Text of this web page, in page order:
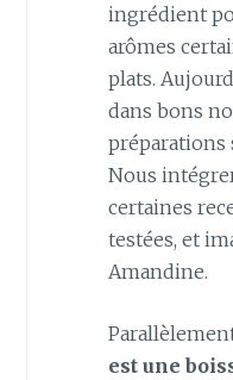
ingrédient
arômes
plats.
dans bons
préparations
Nous
certaines
testées, et
Amandine.
est une